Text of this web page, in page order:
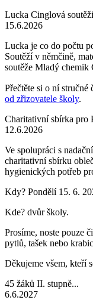
Lucka Cinglová
15.6.2026
Lucka je co do počtu
Soutěží v němčině,
soutěže Mladý chemik
Přečtěte si o ní stručné
od zřizovatele školy.
Charitativní sbírka pro
12.6.2026
Ve spolupráci s
charitativní sbírku
hygienických potřeb
Kdy? Pondělí 15. 6.
Kde? dvůr školy.
Prosíme, noste pouze
pytlů, tašek nebo
Děkujeme všem, kteří
45 žáků II. stupně...
6.6.2027